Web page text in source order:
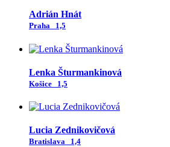
Adrián Hnát
Praha 1,5
Lenka Šturmankinová
Košice 1,5
Lucia Zednikovičová
Bratislava 1,4